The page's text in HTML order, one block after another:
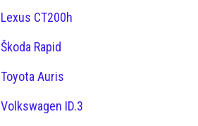
Lexus CT200h
Škoda Rapid
Toyota Auris
Volkswagen ID.3